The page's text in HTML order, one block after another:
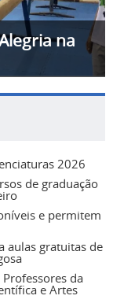
2026
de graduação
e permitem
aulas gratuitas de
da
e Artes